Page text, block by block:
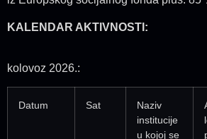
KALENDAR AKTIVNOSTI:
kolovoz 2026.:
Datum Sat
Naziv
institucije
u kojoj se